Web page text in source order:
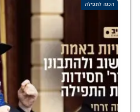
הכנה לתפילה